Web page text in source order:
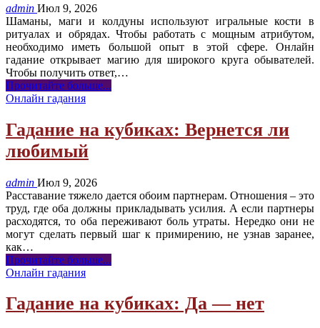
admin Июл 9, 2026
Шаманы, маги и колдуны используют игральные кости в
ритуалах и обрядах. Чтобы работать с мощным атрибутом,
необходимо иметь большой опыт в этой сфере. Онлайн
гадание открывает магию для широкого круга обывателей.
Чтобы получить ответ,…
Прочитайте больше...
Онлайн гадания
Гадание на кубиках: Вернется ли
любимый
admin Июл 9, 2026
Расставание тяжело дается обоим партнерам. Отношения – это
труд, где оба должны прикладывать усилия. А если партнеры
расходятся, то оба переживают боль утраты. Нередко они не
могут сделать первый шаг к примирению, не узнав заранее,
как…
Прочитайте больше...
Онлайн гадания
Гадание на кубиках: Да — нет